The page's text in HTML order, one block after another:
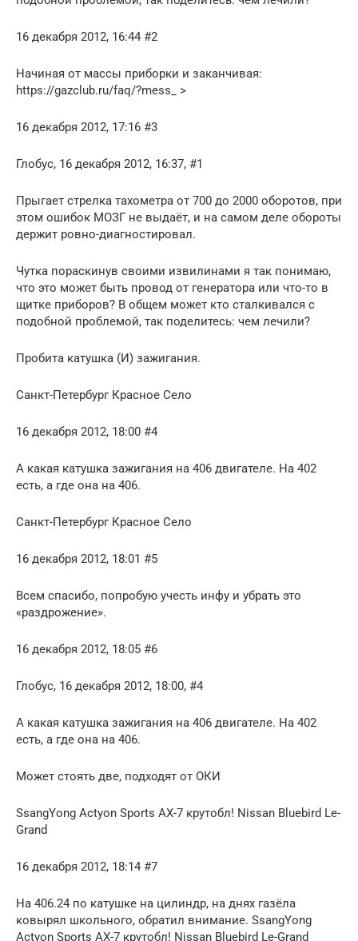
16 декабря 2012, 16:44 #2
Начиная от массы приборки и заканчивая:
https://gazclub.ru/faq/?mess_ >
16 декабря 2012, 17:16 #3
Глобус, 16 декабря 2012, 16:37, #1
Прыгает стрелка тахометра от 700 до 2000 оборотов, при
этом ошибок МОЗГ не выдаёт, и на самом деле обороты
держит ровно-диагностировал.
Чутка пораскинув своими извилинами я так понимаю,
что это может быть провод от генератора или что-то в
щитке приборов? В общем может кто сталкивался с
подобной проблемой, так поделитесь: чем лечили?
Пробита катушка (И) зажигания.
Санкт-Петербург Красное Село
16 декабря 2012, 18:00 #4
А какая катушка зажигания на 406 двигателе. На 402
есть, а где она на 406.
Санкт-Петербург Красное Село
16 декабря 2012, 18:01 #5
Всем спасибо, попробую учесть инфу и убрать это
«раздрожение».
16 декабря 2012, 18:05 #6
Глобус, 16 декабря 2012, 18:00, #4
А какая катушка зажигания на 406 двигателе. На 402
есть, а где она на 406.
Может стоять две, подходят от ОКИ
SsangYong Actyon Sports АХ-7 крутобл! Nissan Bluebird Le-
Grand
16 декабря 2012, 18:14 #7
На 406.24 по катушке на цилиндр, на днях газёла
ковырял школьного, обратил внимание. SsangYong
Actyon Sports АХ-7 крутобл! Nissan Bluebird Le-Grand